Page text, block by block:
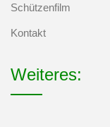
Schützenfilm
Kontakt
Weiteres: